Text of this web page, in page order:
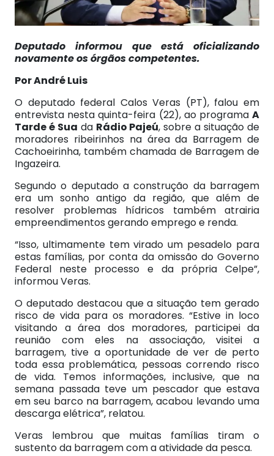
Deputado informou que está oficializando
novamente os órgãos competentes.
Por André Luis
O deputado federal Calos Veras (PT), falou em
entrevista nesta quinta-feira (22), ao programa A
Tarde é Sua da Rádio Pajeú, sobre a situação de
moradores ribeirinhos na área da Barragem de
Cachoeirinha, também chamada de Barragem de
Ingazeira.
Segundo o deputado a construção da barragem
era um sonho antigo da região, que além de
resolver problemas hídricos também atrairia
empreendimentos gerando emprego e renda.
“Isso, ultimamente tem virado um pesadelo para
estas famílias, por conta da omissão do Governo
Federal neste processo e da própria Celpe”,
informou Veras.
O deputado destacou que a situação tem gerado
risco de vida para os moradores. “Estive in loco
visitando a área dos moradores, participei da
reunião com eles na associação, visitei a
barragem, tive a oportunidade de ver de perto
toda essa problemática, pessoas correndo risco
de vida. Temos informações, inclusive, que na
semana passada teve um pescador que estava
em seu barco na barragem, acabou levando uma
descarga elétrica”, relatou.
Veras lembrou que muitas famílias tiram o
sustento da barragem com a atividade da pesca.